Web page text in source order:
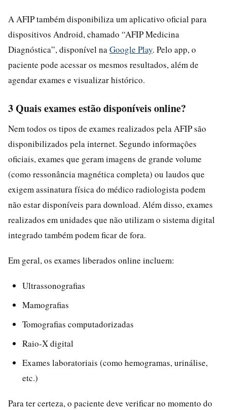
A AFIP também disponibiliza um aplicativo oficial para
dispositivos Android, chamado “AFIP Medicina
Diagnóstica”, disponível na Google Play. Pelo app, o
paciente pode acessar os mesmos resultados, além de
agendar exames e visualizar histórico.
3 Quais exames estão disponíveis online?
Nem todos os tipos de exames realizados pela AFIP são
disponibilizados pela internet. Segundo informações
oficiais, exames que geram imagens de grande volume
(como ressonância magnética completa) ou laudos que
exigem assinatura física do médico radiologista podem
não estar disponíveis para download. Além disso, exames
realizados em unidades que não utilizam o sistema digital
integrado também podem ficar de fora.
Em geral, os exames liberados online incluem:
Ultrassonografias
Mamografias
Tomografias computadorizadas
Raio-X digital
Exames laboratoriais (como hemogramas, urinálise,
etc.)
Para ter certeza, o paciente deve verificar no momento do